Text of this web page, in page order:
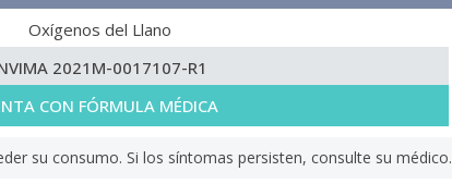
Oxígenos del Llano
2021M-0017107-R1
CON FÓRMULA MÉDICA
su consumo. Si los síntomas persisten, consulte su médico.